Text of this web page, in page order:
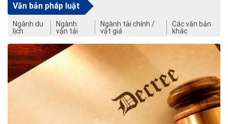
Văn bản pháp luật
Ngành du
lịch
Ngành
vận tải
Ngành tài chính /
vật giá
Các văn bản
khác